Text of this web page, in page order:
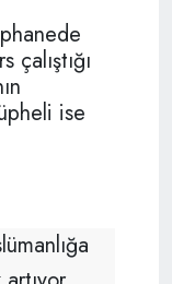
çalıştığı
ise